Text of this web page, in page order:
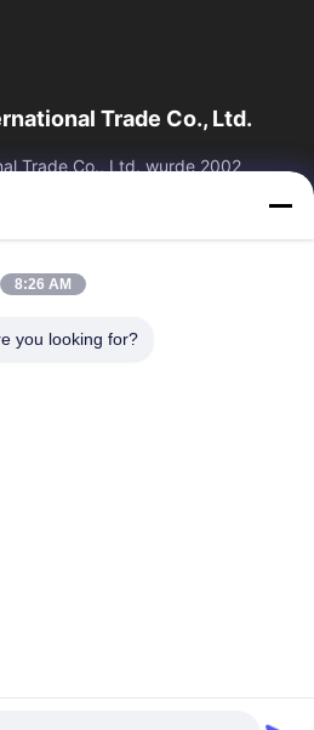
Trade Co., Ltd.
Trade Co., Ltd. wurde 2002
Herstellung und den
Produkte
Qualitätskontrolle
8:26 AM
you looking for?